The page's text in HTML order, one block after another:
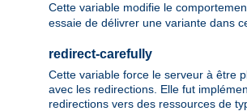
Cette variable modifie le
essaie de délivrer une variante dans
redirect-carefully
Cette variable force le serveur à être
avec les redirections. Elle fut
redirections vers des ressources de